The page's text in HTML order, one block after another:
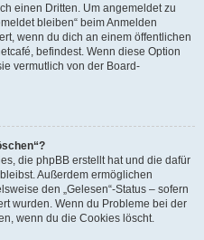
einen Dritten. Um angemeldet zu
bleiben“ beim Anmelden
wenn du dich an einem öffentlichen
befindest. Wenn diese Option
vermutlich von der Board-
die phpBB erstellt hat und die dafür
Außerdem ermöglichen
den „Gelesen“-Status – sofern
wurden. Wenn du Probleme bei der
wenn du die Cookies löscht.